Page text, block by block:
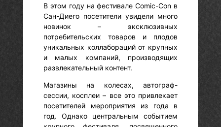
В этом году на фестивале Comic-Con в
Сан-Диего посетители увидели много
новинок – эксклюзивных
потребительских товаров и плодов
уникальных коллабораций от крупных
и малых компаний, производящих
развлекательный контент.
Магазины на колесах, автограф-
сессии, косплеи – все это привлекает
посетителей мероприятия из года в
год. Однако центральным событием